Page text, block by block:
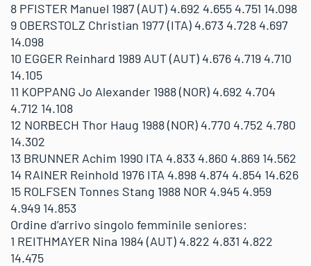
8 PFISTER Manuel 1987 (AUT) 4.692 4.655 4.751 14.098
9 OBERSTOLZ Christian 1977 (ITA) 4.673 4.728 4.697
14.098
10 EGGER Reinhard 1989 AUT (AUT) 4.676 4.719 4.710
14.105
11 KOPPANG Jo Alexander 1988 (NOR) 4.692 4.704
4.712 14.108
12 NORBECH Thor Haug 1988 (NOR) 4.770 4.752 4.780
14.302
13 BRUNNER Achim 1990 ITA 4.833 4.860 4.869 14.562
14 RAINER Reinhold 1976 ITA 4.898 4.874 4.854 14.626
15 ROLFSEN Tonnes Stang 1988 NOR 4.945 4.959
4.949 14.853
Ordine d’arrivo singolo femminile seniores:
1 REITHMAYER Nina 1984 (AUT) 4.822 4.831 4.822
14.475